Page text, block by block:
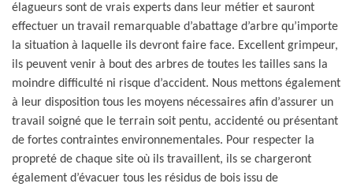
élagueurs sont de vrais experts dans leur métier et sauront
effectuer un travail remarquable d’abattage d’arbre qu’importe
la situation à laquelle ils devront faire face. Excellent grimpeur,
ils peuvent venir à bout des arbres de toutes les tailles sans la
moindre difficulté ni risque d’accident. Nous mettons également
à leur disposition tous les moyens nécessaires afin d’assurer un
travail soigné que le terrain soit pentu, accidenté ou présentant
de fortes contraintes environnementales. Pour respecter la
propreté de chaque site où ils travaillent, ils se chargeront
également d’évacuer tous les résidus de bois issu de